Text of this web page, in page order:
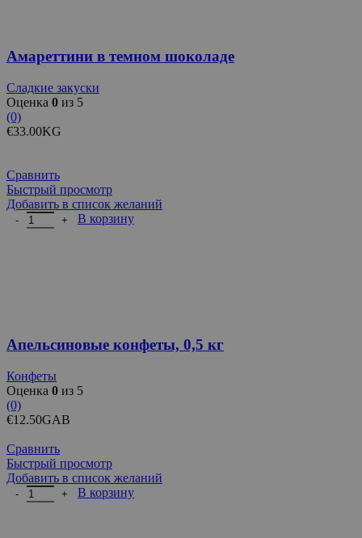
Амареттини в темном шоколаде
Сладкие закуски
Оценка 0 из 5
(0)
€33.00KG
Сравнить
Быстрый просмотр
Добавить в список желаний
Количество товара Апельсиновые конфеты, 0,5 кг
В корзину
Апельсиновые конфеты, 0,5 кг
Конфеты
Оценка 0 из 5
(0)
€12.50GAB
Сравнить
Быстрый просмотр
Добавить в список желаний
Количество товара Арахис в карамельной глазури
В корзину